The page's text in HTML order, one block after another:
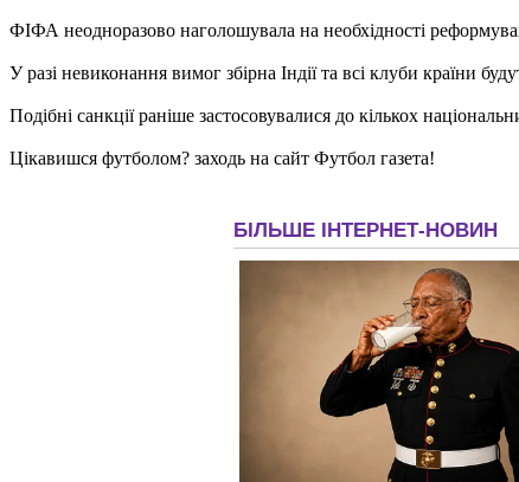
ФІФА неодноразово наголошувала на необхідності
У разі невиконання вимог збірна Індії та всі клуби країни
Подібні санкції раніше застосовувалися до кількох
Цікавишся футболом? заходь на сайт Футбол газета!